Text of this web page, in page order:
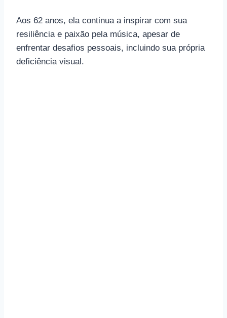
Aos 62 anos, ela continua a inspirar com sua
resiliência e paixão pela música, apesar de
enfrentar desafios pessoais, incluindo sua própria
deficiência visual.